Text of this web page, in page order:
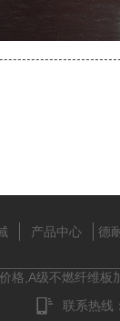
产品中心
德
格,A级不燃纤维
联系热线